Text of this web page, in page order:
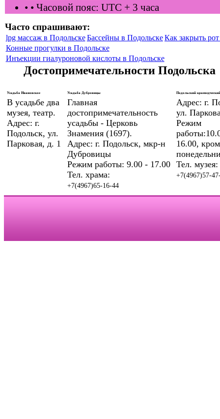
• • Часовой пояс: UTC + 3 часа
Часто спрашивают:
lpg массаж в Подольске Бассейны в ПодольскеКак закрыть
Конные прогулки в Подольске
Инъекции гиалуроновой кислоты в Подольске
Достопримечательности Подольска
Усадьба Ивановское
В усадьбе два
музея, театр.
Адрес: г.
Подольск, ул.
Парковая, д. 1
Усадьба Дубровицы
Главная
достопримечательность
усадьбы - Церковь
Знамения (1697).
Адрес: г. Подольск, мкр-н
Дубровицы
Режим работы: 9.00 - 17.00
Тел. храма:
+7(4967)65-16-44
Подольский
Адрес: г.
ул.
Режим
16.00,
Тел. музея:
+7(4967)57-